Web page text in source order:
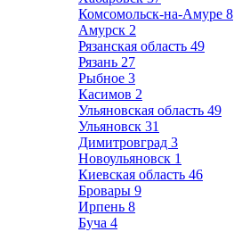
Комсомольск-на-Амуре 8
Амурск 2
Рязанская область 49
Рязань 27
Рыбное 3
Касимов 2
Ульяновская область 49
Ульяновск 31
Димитровград 3
Новоульяновск 1
Киевская область 46
Бровары 9
Ирпень 8
Буча 4